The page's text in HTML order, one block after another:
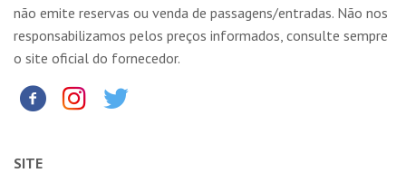
não emite reservas ou venda de passagens/entradas. Não nos
responsabilizamos pelos preços informados, consulte sempre
o site oficial do fornecedor.
SITE